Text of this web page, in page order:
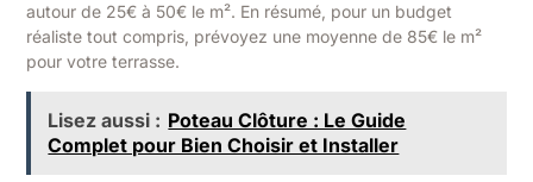
autour de 25€ à 50€ le m². En résumé, pour un budget
réaliste tout compris, prévoyez une moyenne de 85€ le m²
pour votre terrasse.
Lisez aussi : Poteau Clôture : Le Guide
Complet pour Bien Choisir et Installer